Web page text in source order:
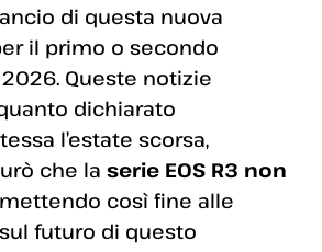
di questa nuova
il primo o secondo
Queste notizie
dichiarato
l’estate scorsa,
che la serie EOS R3 non
così fine alle
futuro di questo